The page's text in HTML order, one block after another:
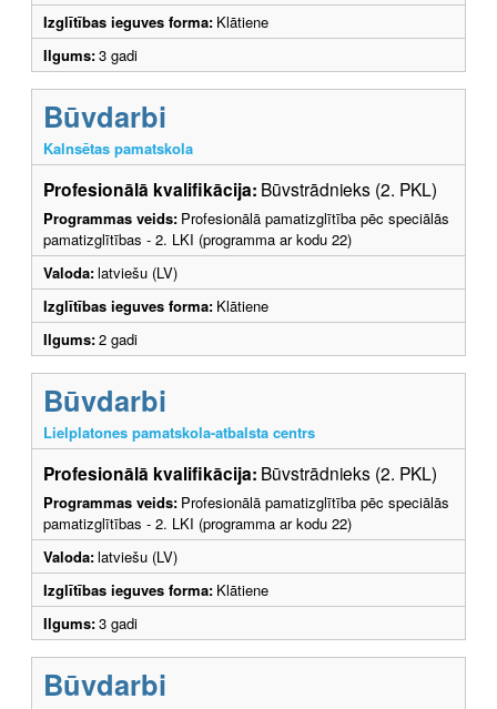
Izglītības ieguves forma: Klātiene
Ilgums:3 gadi
Būvdarbi
Kalnsētas pamatskola
Profesionālā kvalifikācija: Būvstrādnieks (2. PKL)
Programmas veids: Profesionālā pamatizglītība pēc speciālās
pamatizglītības - 2. LKI (programma ar kodu 22)
Valoda:latviešu (LV)
Izglītības ieguves forma: Klātiene
Ilgums:2 gadi
Būvdarbi
Lielplatones pamatskola-atbalsta centrs
Profesionālā kvalifikācija: Būvstrādnieks (2. PKL)
Programmas veids: Profesionālā pamatizglītība pēc speciālās
pamatizglītības - 2. LKI (programma ar kodu 22)
Valoda:latviešu (LV)
Izglītības ieguves forma: Klātiene
Ilgums:3 gadi
Būvdarbi